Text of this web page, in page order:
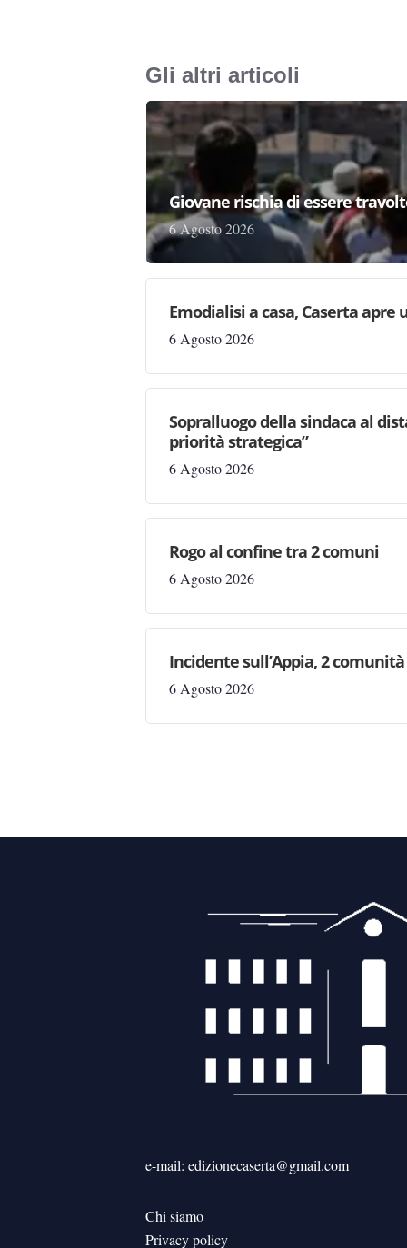
Gli altri articoli
Giovane rischia di essere
6 Agosto 2026
Emodialisi a casa, Caserta apre
6 Agosto 2026
Sopralluogo della sindaca al
priorità strategica”
6 Agosto 2026
Rogo al confine tra 2 comuni
6 Agosto 2026
Incidente sull’Appia, 2
6 Agosto 2026
e-mail: edizionecaserta@gmail.com
Chi siamo
Privacy policy